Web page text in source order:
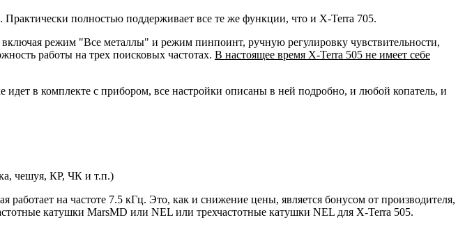
полностью поддерживает все те же функции, что и X-Terra 705.
режим "Все металлы" и режим пинпоинт, ручную регулировку чувствительности,
работы на трех поисковых частотах. В настоящее время X-Terra 505 не имеет себе
в комплекте с прибором, все настройки описаны в ней подробно, и любой копатель, и
чешуя, КР, ЧК и т.п.)
на частоте 7.5 кГц. Это, как и снижение цены, является бонусом от производителя,
катушки MarsMD или NEL или трехчастотные катушки NEL для X-Terra 505.